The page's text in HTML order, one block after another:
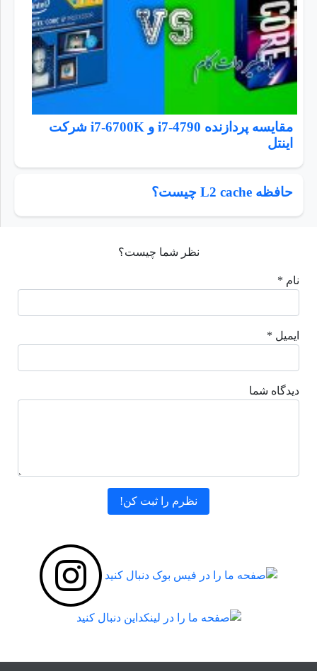
مقایسه پردازنده i7-4790 و i7-6700K شرکت
اینتل
حافظه L2 cache چيست؟
نظر شما چیست؟
نام *
ایمیل *
دیدگاه شما